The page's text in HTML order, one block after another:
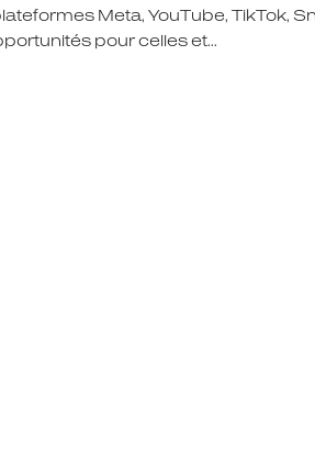
Meta, YouTube, TikTok,
pour celles et...